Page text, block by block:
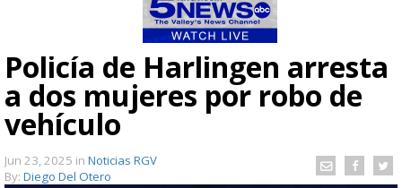
Policía de Harlingen arresta
a dos mujeres por robo de
vehículo
Jun 23, 2025 in Noticias RGV
By: Diego Del Otero